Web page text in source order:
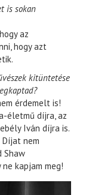
is sokan
az
hogy azt
kitüntetése
érdemelt is!
életmű díjra, az
Iván díjra is.
nem
Shaw
kapjam meg!